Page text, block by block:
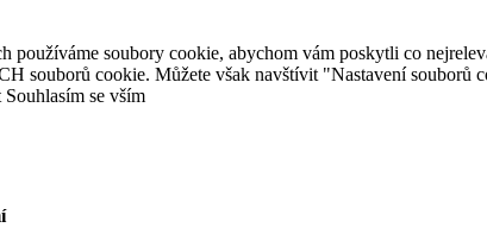
používáme soubory cookie, abychom vám poskytli co
souborů cookie. Můžete však navštívit "Nastavení souborů
Souhlasím se vším